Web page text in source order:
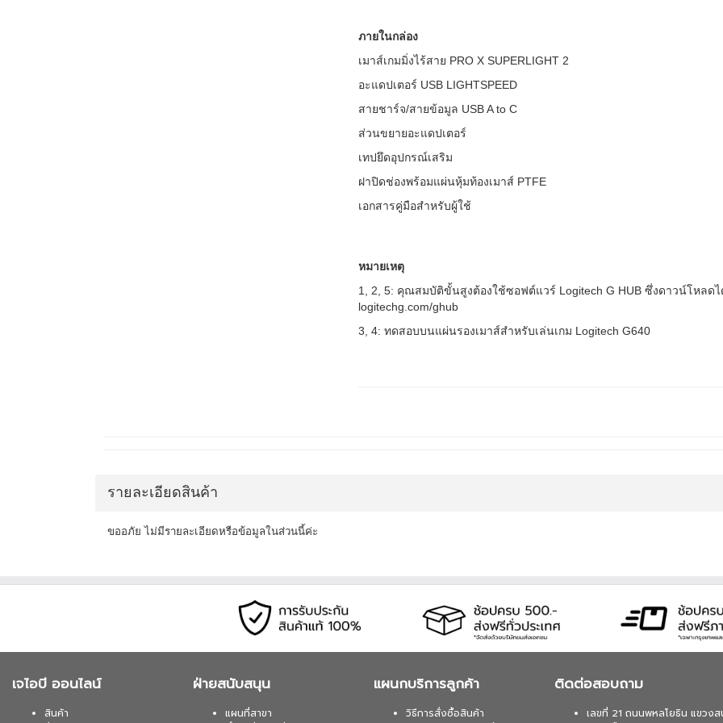
ภายในกล่อง
เมาส์เกมมิ่งไร้สาย PRO X SUPERLIGHT 2
อะแดปเตอร์ USB LIGHTSPEED
สายชาร์จ/สายข้อมูล USB A to C
ส่วนขยายอะแดปเตอร์
เทปยึดอุปกรณ์เสริม
ฝาปิดช่องพร้อมแผ่นหุ้มท้องเมาส์ PTFE
เอกสารคู่มือสำหรับผู้ใช้
หมายเหตุ
1, 2, 5: คุณสมบัติขั้นสูงต้องใช้ซอฟต์แวร์ Logitech G HUB ซึ่งดาวน์โหลด
logitechg.com/ghub
3, 4: ทดสอบบนแผ่นรองเมาส์สำหรับเล่นเกม Logitech G640
รายละเอียดสินค้า
ขออภัย ไม่มีรายละเอียดหรือข้อมูลในส่วนนี้ค่ะ
เจไอบี ออนไลน์
สินค้า
ฝ่ายสนับสนุน
แผนที่สาขา
แผนกบริการลูกค้า
วิธีการสั่งซื้อสินค้า
ติดต่อสอบถาม
เลขที่ 21 ถนนพหลโยธิน แขวง